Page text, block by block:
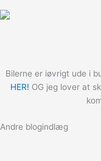
Bilerne er iøvrigt ude i
HER! OG jeg lover at
Andre blogindlæg